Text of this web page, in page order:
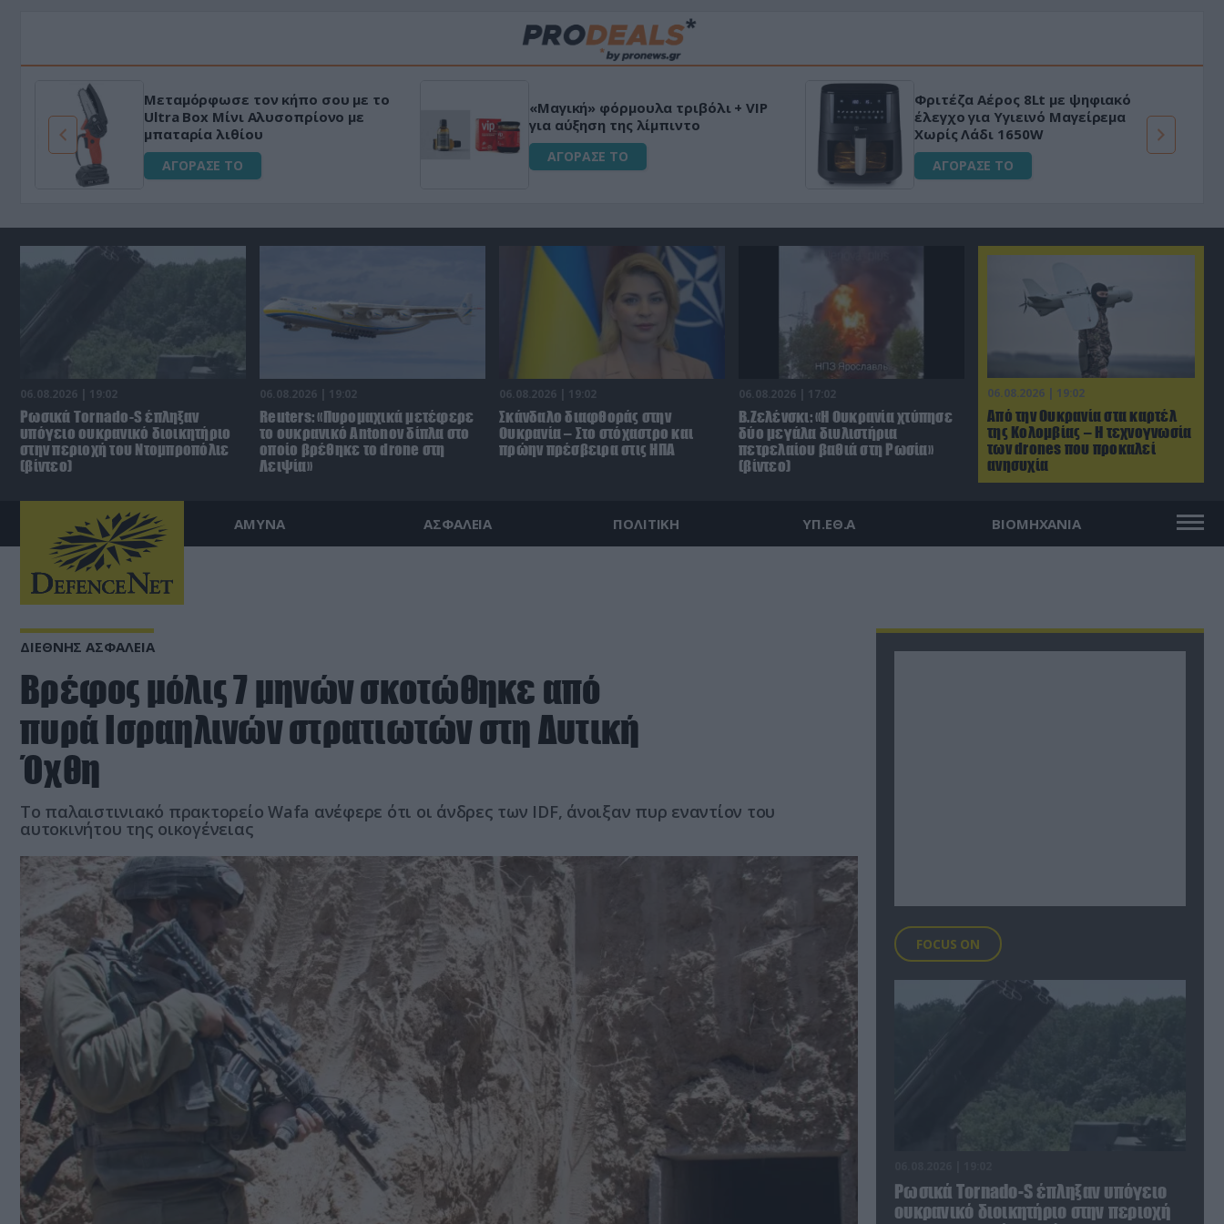
HAPI END: 100% φυτικό διεγερτικό
για άνδρες!
ΑΓΟΡΑΣΕ ΤΟ
Μεταμόρφωσε τον κήπο σου με το
Ultra Box Μίνι Αλυσοπρίονο με
μπαταρία λιθίου
ΑΓΟΡΑΣΕ ΤΟ
«Μαγική» φόρμουλα τριβόλι + VIP
για αύξηση της λίμπιντο
ΑΓΟΡΑΣΕ ΤΟ
06.08.2026 | 19:02
Από την Ουκρανία στα καρτέλ
της Κολομβίας – Η τεχνογνωσία
των drones που προκαλεί
ανησυχία
06.08.2026 | 19:02
Ρωσικά Tornado-S έπληξαν
υπόγειο ουκρανικό διοικητήριο
στην περιοχή του Ντομπροπόλιε
(βίντεο)
06.08.2026 | 19:02
Reuters: «Πυρομαχικά μετέφερε
το ουκρανικό Antonov δίπλα στο
οποίο βρέθηκε το drone στη
Λειψία»
06.08.2026 | 19:02
Σκάνδαλο διαφθοράς στην
Ουκρανία – Στο στόχαστρο και
πρώην πρέσβειρα στις ΗΠΑ
06.08.2026 | 17:02
Β.Ζελένσκι: «Η Ουκρανία χτύπησε
δύο μεγάλα διυλιστήρια
πετρελαίου βαθιά στη Ρωσία»
(βίντεο)
ΑΜΥΝΑ ΑΣΦΑΛΕΙΑ ΠΟΛΙΤΙΚΗ ΥΠ.ΕΘ.Α ΒΙΟΜΗΧΑΝΙΑ
ΔΙΕΘΝΗΣ ΑΣΦΑΛΕΙΑ
Βρέφος μόλις 7 μηνών σκοτώθηκε από
πυρά Ισραηλινών στρατιωτών στη Δυτική
Όχθη
Το παλαιστινιακό πρακτορείο Wafa ανέφερε ότι οι άνδρες των IDF, άνοιξαν πυρ εναντίον του
αυτοκινήτου της οικογένειας
FOCUS ON
Ρωσικά Tornado-S έπληξαν υπόγειο
ουκρανικό διοικητήριο στην περιοχή